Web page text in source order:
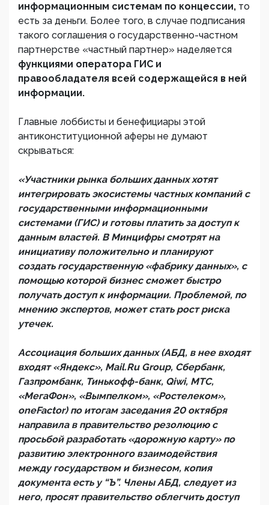
информационным системам по концессии, то
есть за деньги. Более того, в случае подписания
такого соглашения о государственно-частном
партнерстве «частный партнер» наделяется
функциями оператора ГИС и
правообладателя всей содержащейся в ней
информации.
Главные лоббисты и бенефициары этой
антиконституционной аферы не думают
скрываться:
«Участники рынка больших данных хотят
интегрировать экосистемы частных компаний с
государственными информационными
системами (ГИС) и готовы платить за доступ к
данным властей. В Минцифры смотрят на
инициативу положительно и планируют
создать государственную «фабрику данных», с
помощью которой бизнес сможет быстро
получать доступ к информации. Проблемой, по
мнению экспертов, может стать рост риска
утечек.
Ассоциация больших данных (АБД, в нее входят
входят «Яндекс», Mail.Ru Group, Сбербанк,
Газпромбанк, Тинькофф-банк, Qiwi, МТС,
«МегаФон», «Вымпелком», «Ростелеком»,
oneFactor) по итогам заседания 20 октября
направила в правительство резолюцию с
просьбой разработать «дорожную карту» по
развитию электронного взаимодействия
между государством и бизнесом, копия
документа есть у “Ъ”. Члены АБД, следует из
него, просят правительство облегчить доступ